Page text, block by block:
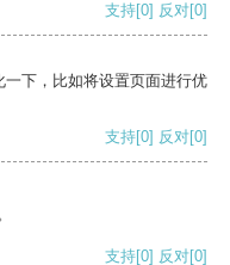
支持[0] 反对[0]
下，比如将设置页面进行优
支持[0] 反对[0]
支持[0] 反对[0]